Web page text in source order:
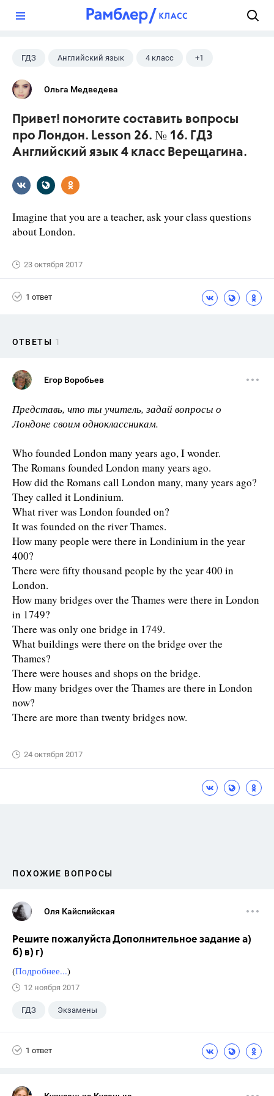
ГДЗ Английский язык 4 класс +1
Верещагина И.Н.
Ольга Медведева
Привет! помогите составить вопросы
про Лондон. Lesson 26. № 16. ГДЗ
Английский язык 4 класс Верещагина.
Imagine that you are a teacher, ask your class questions
about London.
23 октября 2017
1 ответ
ОТВЕТЫ 1
Егор Воробьев
Представь, что ты учитель, задай вопросы о
Лондоне своим одноклассникам.
Who founded London many years ago, I wonder.
The Romans founded London many years ago.
How did the Romans call London many, many years ago?
They called it Londinium.
What river was London founded on?
It was founded on the river Thames.
How many people were there in Londinium in the year
400?
There were fifty thousand people by the year 400 in
London.
How many bridges over the Thames were there in London
in 1749?
There was only one bridge in 1749.
What buildings were there on the bridge over the
Thames?
There were houses and shops on the bridge.
How many bridges over the Thames are there in London
now?
There are more than twenty bridges now.
24 октября 2017
ПОХОЖИЕ ВОПРОСЫ
Оля Кайспийская
Решите пожалуйста Дополнительное задание а)
б) в) г)
(Подробнее...)
12 ноября 2017
ГДЗ Экзамены
1 ответ